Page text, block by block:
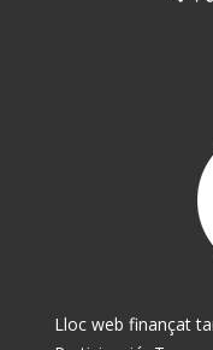
Lloc web finançat